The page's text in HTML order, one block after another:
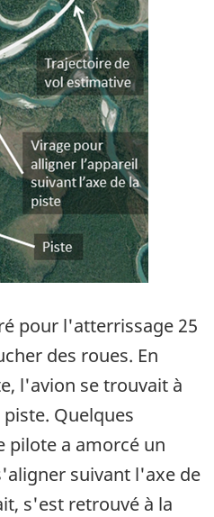
pour l'atterrissage 25
des roues. En
l'avion se trouvait à
Quelques
pilote a amorcé un
suivant l'axe de
s'est retrouvé à la